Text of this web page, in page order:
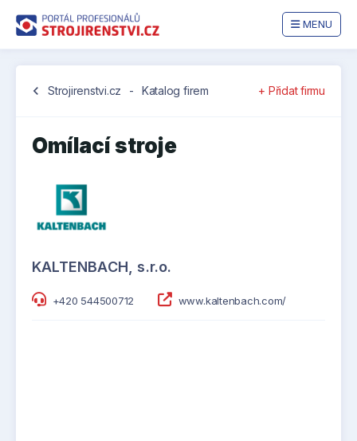
MENU
chevron_left Strojirenstvi.cz - Katalog firem + Přidat firmu
Omílací stroje
KALTENBACH, s.r.o.
+420 544500712 www.kaltenbach.com/